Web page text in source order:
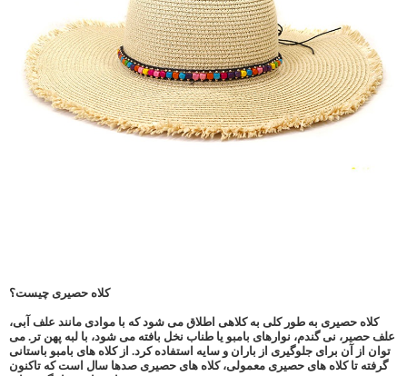
کلاه حصیری چیست؟
کلاه حصیری به طور کلی به کلاهی اطلاق می شود که با موادی مانند علف آبی،
علف حصیر، نی گندم، نوارهای بامبو یا طناب نخل بافته می شود، با لبه پهن تر. می
توان از آن برای جلوگیری از باران و سایه استفاده کرد. از کلاه های بامبو باستانی
گرفته تا کلاه های حصیری معمولی، کلاه های حصیری صدها سال است که تاکنون